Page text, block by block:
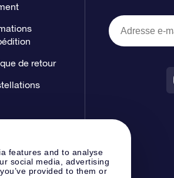
features and to analyse
social media, advertising
provided to them or
de retour